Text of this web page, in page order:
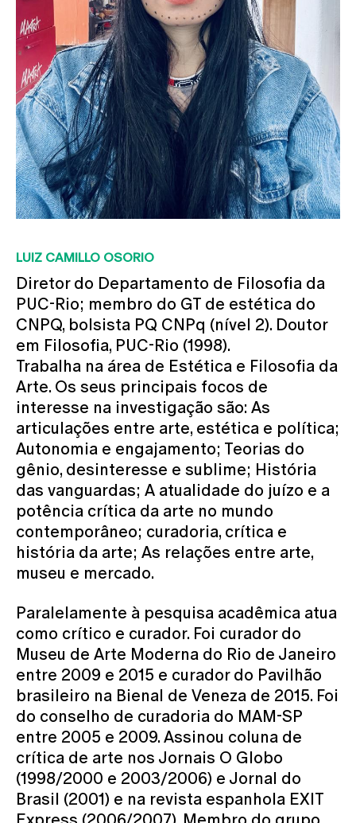
LUIZ CAMILLO OSORIO
Diretor do Departamento de Filosofia da
PUC-Rio; membro do GT de estética do
CNPQ, bolsista PQ CNPq (nível 2). Doutor
em Filosofia, PUC-Rio (1998).
Trabalha na área de Estética e Filosofia da
Arte. Os seus principais focos de
interesse na investigação são: As
articulações entre arte, estética e política;
Autonomia e engajamento; Teorias do
gênio, desinteresse e sublime; História
das vanguardas; A atualidade do juízo e a
potência crítica da arte no mundo
contemporâneo; curadoria, crítica e
história da arte; As relações entre arte,
museu e mercado.
Paralelamente à pesquisa acadêmica atua
como crítico e curador. Foi curador do
Museu de Arte Moderna do Rio de Janeiro
entre 2009 e 2015 e curador do Pavilhão
brasileiro na Bienal de Veneza de 2015. Foi
do conselho de curadoria do MAM-SP
entre 2005 e 2009. Assinou coluna de
crítica de arte nos Jornais O Globo
(1998/2000 e 2003/2006) e Jornal do
Brasil (2001) e na revista espanhola EXIT